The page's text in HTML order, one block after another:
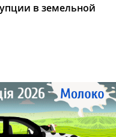
в земельной